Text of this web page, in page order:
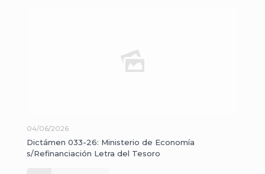
04/06/2026
Dictámen 033-26: Ministerio de Economía
s/Refinanciación Letra del Tesoro